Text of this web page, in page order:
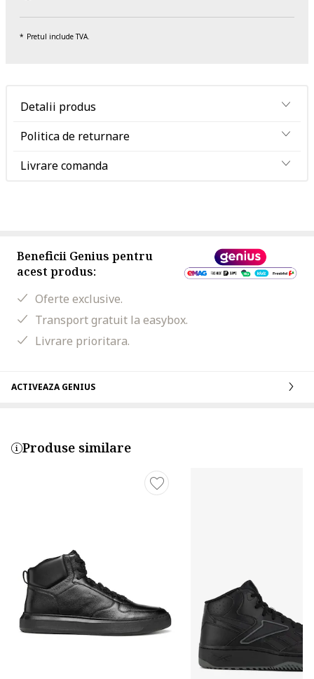
Pretul include TVA.
Detalii produs
Politica de returnare
Livrare comanda
Beneficii Genius pentru
acest produs:
Oferte exclusive.
Transport gratuit la easybox.
Livrare prioritara.
ACTIVEAZA GENIUS
Produse similare